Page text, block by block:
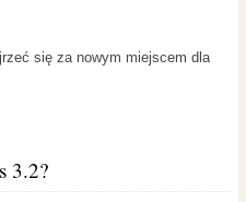
się za nowym miejscem dla
3.2?